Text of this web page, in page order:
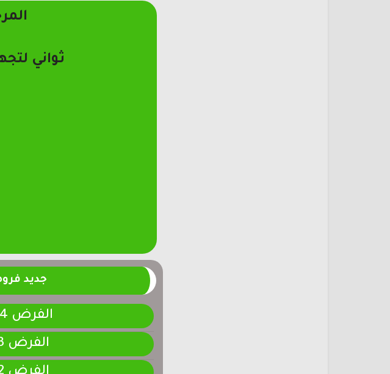
جديد
الفرض 4-المرحلة الرابعة
الفرض 3-المرحلة الثالثة
الفرض 2-المرحلة الثانية